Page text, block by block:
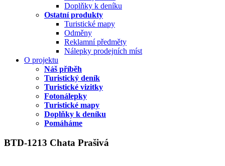
Doplňky k deníku
Ostatní produkty
Turistické mapy
Odměny
Reklamní předměty
Nálepky prodejních míst
O projektu
Náš příběh
Turistický deník
Turistické vizitky
Fotonálepky
Turistické mapy
Doplňky k deníku
Pomáháme
BTD-1213 Chata Prašivá